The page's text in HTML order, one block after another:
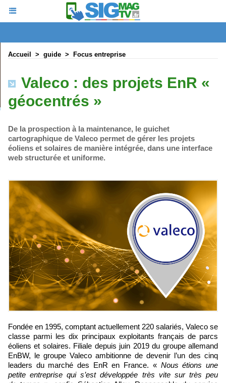
Accueil > guide > Focus entreprise
Valeco : des projets EnR «
géocentrés »
De la prospection à la maintenance, le guichet
cartographique de Valeco permet de gérer les projets
éoliens et solaires de manière intégrée, dans une interface
web structurée et uniforme.
Fondée en 1995, comptant actuellement 220 salariés, Valeco se
classe parmi les dix principaux exploitants français de parcs
éoliens et solaires. Filiale depuis juin 2019 du groupe allemand
EnBW, le groupe Valeco ambitionne de devenir l’un des cinq
leaders du marché des EnR en France. « Nous étions une
petite entreprise qui s’est développée très vite sur très peu